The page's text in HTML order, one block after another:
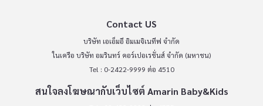
Contact US
บริษัท เอเอ็มอี อิมเมจิเนทีฟ จำกัด
ในเครือ บริษัท อมรินทร์ คอร์เปอเรชั่นส์ จำกัด (มหาชน)
Tel : 0-2422-9999 ต่อ 4510
สนใจลงโฆษณากับเว็บไซต์ Amarin Baby&Kids